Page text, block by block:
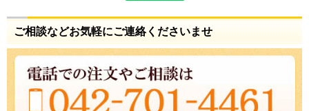
ご相談などお気軽にご連絡くださいませ